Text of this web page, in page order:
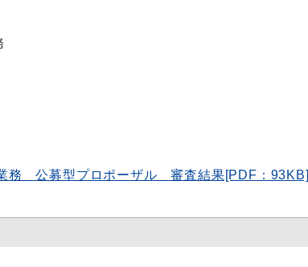
務 公募型プロポーザル 審査結果[PDF：93KB]